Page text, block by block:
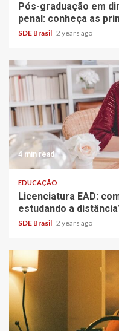
Pós-graduação em
penal: conheça as
SDE Brasil 2 years ago
4 min read
EDUCAÇÃO
Licenciatura EAD:
estudando a
SDE Brasil 2 years ago